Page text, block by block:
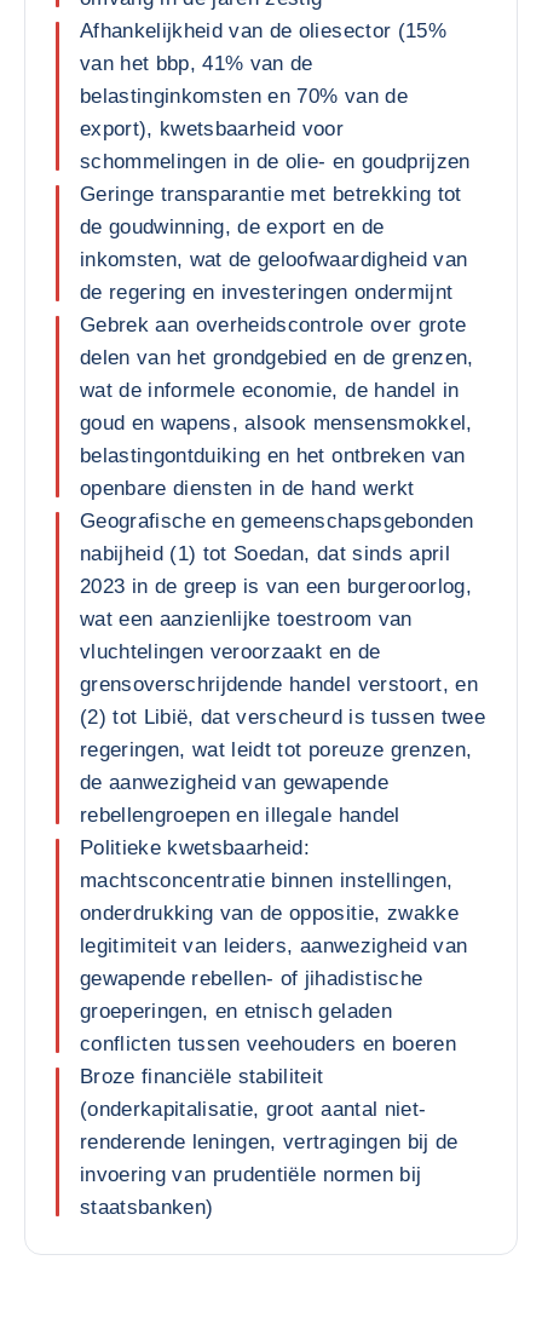
Afhankelijkheid van de oliesector (15%
van het bbp, 41% van de
belastinginkomsten en 70% van de
export), kwetsbaarheid voor
schommelingen in de olie- en goudprijzen
Geringe transparantie met betrekking tot
de goudwinning, de export en de
inkomsten, wat de geloofwaardigheid van
de regering en investeringen ondermijnt
Gebrek aan overheidscontrole over grote
delen van het grondgebied en de grenzen,
wat de informele economie, de handel in
goud en wapens, alsook mensensmokkel,
belastingontduiking en het ontbreken van
openbare diensten in de hand werkt
Geografische en gemeenschapsgebonden
nabijheid (1) tot Soedan, dat sinds april
2023 in de greep is van een burgeroorlog,
wat een aanzienlijke toestroom van
vluchtelingen veroorzaakt en de
grensoverschrijdende handel verstoort, en
(2) tot Libië, dat verscheurd is tussen twee
regeringen, wat leidt tot poreuze grenzen,
de aanwezigheid van gewapende
rebellengroepen en illegale handel
Politieke kwetsbaarheid:
machtsconcentratie binnen instellingen,
onderdrukking van de oppositie, zwakke
legitimiteit van leiders, aanwezigheid van
gewapende rebellen- of jihadistische
groeperingen, en etnisch geladen
conflicten tussen veehouders en boeren
Broze financiële stabiliteit
(onderkapitalisatie, groot aantal niet-
renderende leningen, vertragingen bij de
invoering van prudentiële normen bij
staatsbanken)